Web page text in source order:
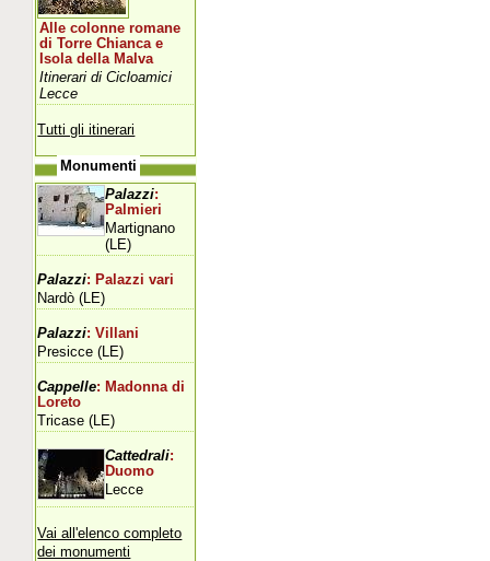
Alle colonne romane
di Torre Chianca e
Isola della Malva
Itinerari di Cicloamici
Lecce
Tutti gli itinerari
Monumenti
Palazzi:
Palmieri
Martignano
(LE)
Palazzi: Palazzi vari
Nardò (LE)
Palazzi: Villani
Presicce (LE)
Cappelle: Madonna di
Loreto
Tricase (LE)
Cattedrali:
Duomo
Lecce
Vai all'elenco completo
dei monumenti